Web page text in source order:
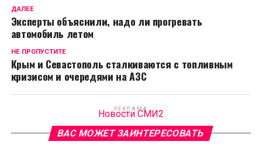
ДАЛЕЕ
Эксперты объяснили, надо ли прогревать
автомобиль летом
НЕ ПРОПУСТИТЕ
Крым и Севастополь сталкиваются с топливным
кризисом и очередями на АЗС
РЕКЛАМА
Новости СМИ2
ВАС МОЖЕТ ЗАИНТЕРЕСОВАТЬ